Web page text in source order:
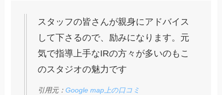
スタッフの皆さんが親身にアドバイス
して下さるので、励みになります。元
気で指導上手なIRの方々が多いのもこ
のスタジオの魅力です
引用元：Google map上の口コミ